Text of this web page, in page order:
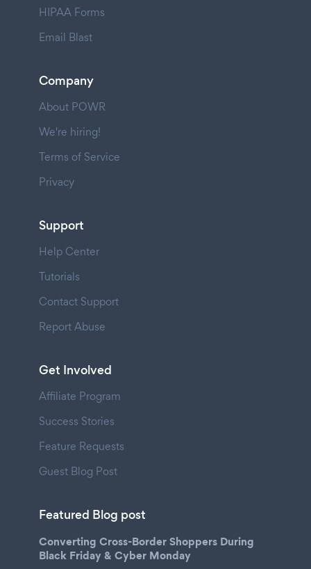
HIPAA Forms
Email Blast
Company
About POWR
We're hiring!
Terms of Service
Privacy
Support
Help Center
Tutorials
Contact Support
Report Abuse
Get Involved
Affiliate Program
Success Stories
Feature Requests
Guest Blog Post
Featured Blog post
Converting Cross-Border Shoppers During
Black Friday & Cyber Monday